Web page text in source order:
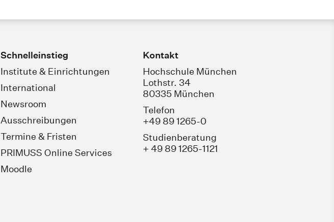
Schnelleinstieg
Institute & Einrichtungen
International
Newsroom
Ausschreibungen
Termine & Fristen
PRIMUSS Online Services
Moodle
Kontakt
Hochschule München
Lothstr. 34
80335 München
Telefon
+49 89 1265-0
Studienberatung
+ 49 89 1265-1121